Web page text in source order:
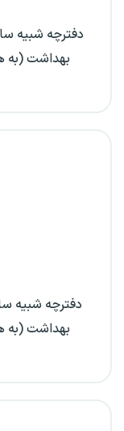
دفترچه شبیه
بهداشت (به
دفترچه شبیه
بهداشت (به